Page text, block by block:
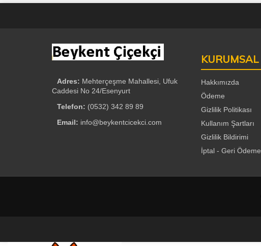
Adres: Mehterçeşme Mahallesi, Ufuk
Caddesi No 24/Esenyurt
Telefon: (0532) 342 89 89
Email: info@beykentcicekci.com
KURUMSAL
Hakkımızda
Ödeme
Gizlilik Politikası
Kullanım Şartları
Gizlilik Bildirimi
İptal - Geri Ödeme